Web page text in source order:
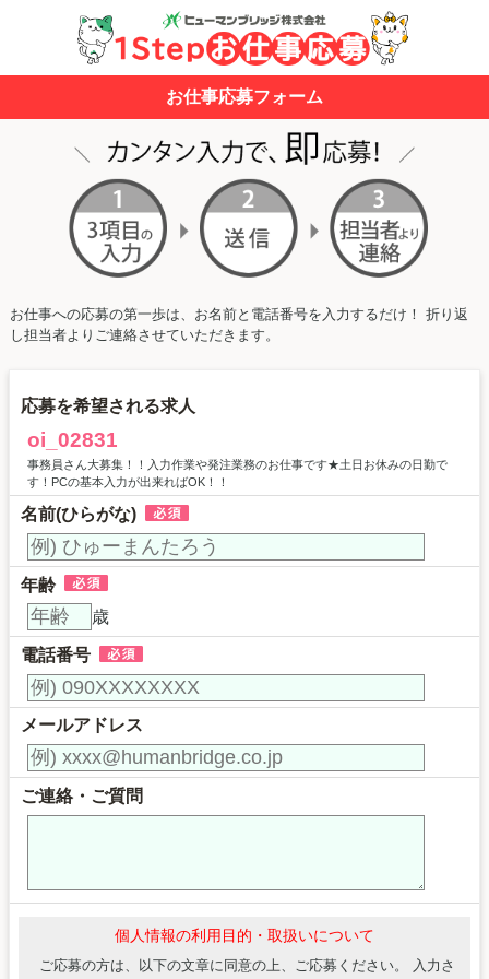
お仕事応募フォーム
お仕事への応募の第一歩は、お名前と電話番号を入力するだけ！ 折り返
し担当者よりご連絡させていただきます。
応募を希望される求人
oi_02831
事務員さん大募集！！入力作業や発注業務のお仕事です★土日お休みの日勤で
す！PCの基本入力が出来ればOK！！
名前(ひらがな)
年齢
歳
電話番号
メールアドレス
ご連絡・ご質問
個人情報の利用目的・取扱いについて
ご応募の方は、以下の文章に同意の上、ご応募ください。 入力さ